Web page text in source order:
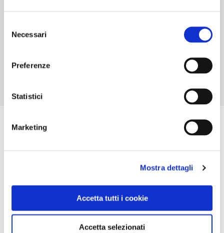
delNecessari
Preferenze
Statistici
Marketing
Mostra dettagli
Accetta tutti i cookie
Accetta selezionati
Viterbo (VT)